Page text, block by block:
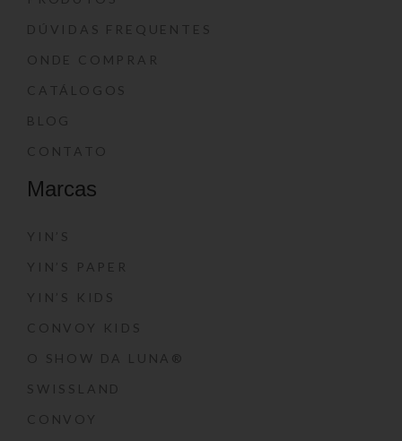
DÚVIDAS FREQUENTES
ONDE COMPRAR
CATÁLOGOS
BLOG
CONTATO
Marcas
YIN’S
YIN’S PAPER
YIN’S KIDS
CONVOY KIDS
O SHOW DA LUNA®
SWISSLAND
CONVOY